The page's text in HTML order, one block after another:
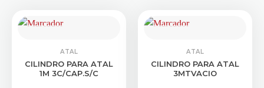
ATAL
CILINDRO PARA ATAL
1M 3C/CAP.S/C
ATAL
CILINDRO PARA ATAL
3MTVACIO